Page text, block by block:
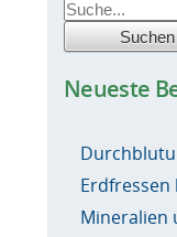
Neueste
Erdfressen
Mineralien